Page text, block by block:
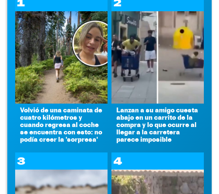
1
Volvió de una caminata de
cuatro kilómetros y
cuando regresa al coche
se encuentra con esto: no
podía creer la 'sorpresa'
2
Lanzan a su amigo cuesta
abajo en un carrito de la
compra y lo que ocurre al
llegar a la carretera
parece imposible
3 4